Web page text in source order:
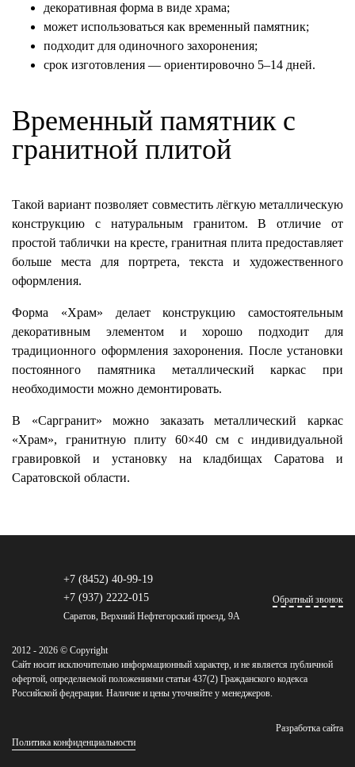
декоративная форма в виде храма;
может использоваться как временный памятник;
подходит для одиночного захоронения;
срок изготовления — ориентировочно 5–14 дней.
Временный памятник с
гранитной плитой
Такой вариант позволяет совместить лёгкую металлическую
конструкцию с натуральным гранитом. В отличие от
простой таблички на кресте, гранитная плита предоставляет
больше места для портрета, текста и художественного
оформления.
Форма «Храм» делает конструкцию самостоятельным
декоративным элементом и хорошо подходит для
традиционного оформления захоронения. После установки
постоянного памятника металлический каркас при
необходимости можно демонтировать.
В «Саргранит» можно заказать металлический каркас
«Храм», гранитную плиту 60×40 см с индивидуальной
гравировкой и установку на кладбищах Саратова и
Саратовской области.
+7 (8452) 40-99-19
+7 (937) 2222-015
Саратов, Верхний Нефтегорский проезд, 9А
Обратный звонок
2012 - 2026 © Copyright
Сайт носит исключительно информационный характер, и не является публичной
офертой, определяемой положениями статьи 437(2) Гражданского кодекса
Российской федерации. Наличие и цены уточняйте у менеджеров.
Политика конфиденциальности
Разработка сайта